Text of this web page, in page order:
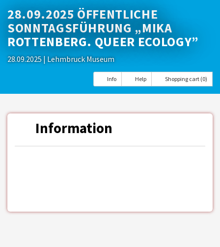
28.09.2025 ÖFFENTLICHE
SONNTAGSFÜHRUNG „MIKA
ROTTENBERG. QUEER ECOLOGY”
28.09.2025 | Lehmbruck Museum
Info Help Shopping cart (0)
Information